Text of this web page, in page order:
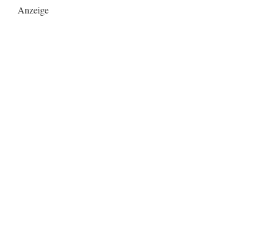
Anzeige